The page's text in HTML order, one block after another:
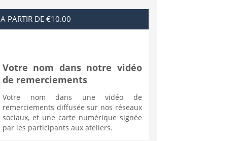
A PARTIR DE €10.00
Votre nom dans notre vidéo
de remerciements
Votre nom dans une vidéo de
remerciements diffusée sur nos réseaux
sociaux, et une carte numérique signée
par les participants aux ateliers.